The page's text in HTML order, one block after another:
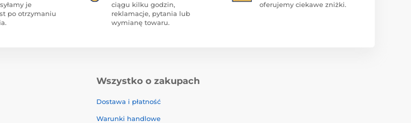
je
po otrzymaniu
ciągu kilku godzin,
reklamacje, pytania lub
wymianę towaru.
oferujemy ciekawe zniżki.
Wszystko o zakupach
Dostawa i płatność
Warunki handlowe